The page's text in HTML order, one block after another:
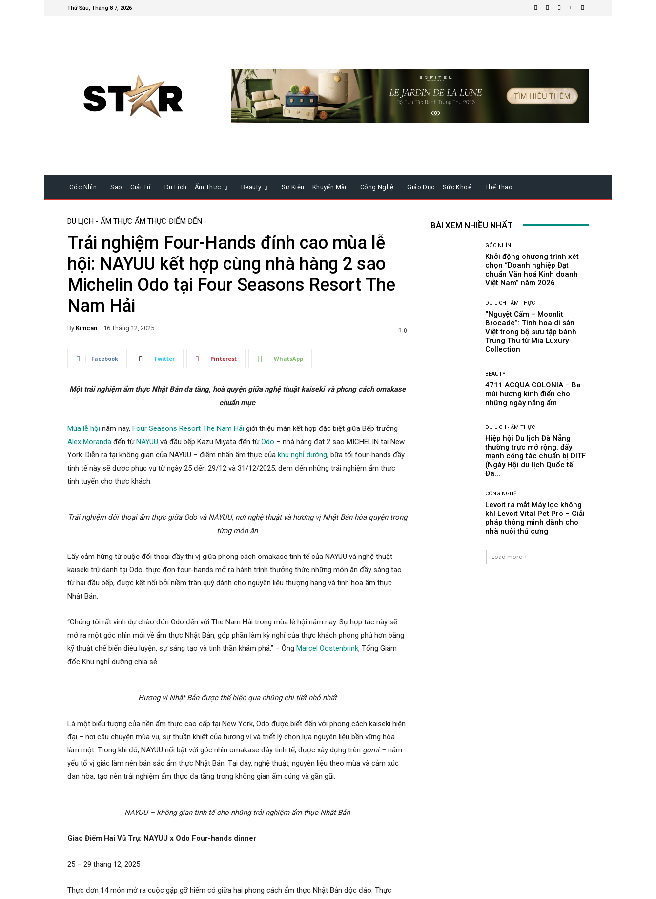
Thứ Sáu, Tháng 8 7, 2026
Góc Nhìn Sao – Giải Trí Du Lịch – Ẩm Thực Beauty Sự Kiện – Khuyến Mãi Công Nghệ Giáo Dục – Sức Khoẻ Thể Thao
DU LỊCH - ẨM THỰC ẨM THỰC ĐIỂM ĐẾN
Trải nghiệm Four-Hands đỉnh cao mùa lễ
hội: NAYUU kết hợp cùng nhà hàng 2 sao
Michelin Odo tại Four Seasons Resort The
Nam Hải
By Kimcan 16 Tháng 12, 2025 0
Facebook Twitter Pinterest WhatsApp
Một trải nghiệm ẩm thực Nhật Bản đa tầng, hoà quyện giữa nghệ thuật kaiseki và phong cách omakase
chuẩn mực
Mùa lễ hội năm nay, Four Seasons Resort The Nam Hải giới thiệu màn kết hợp đặc biệt giữa Bếp trưởng
Alex Moranda đến từNAYUU và đầu bếp Kazu Miyata đến từOdo – nhà hàng đạt 2 sao MICHELIN tại New
York. Diễn ra tại không gian của NAYUU – điểm nhấn ẩm thực của khu nghỉ dưỡng, bữa tối four-hands đầy
tinh tế này sẽ được phục vụ từ ngày 25 đến 29/12 và 31/12/2025, đem đến những trải nghiệm ẩm thực
tinh tuyển cho thực khách.
Trải nghiệm đối thoại ẩm thực giữa Odo và NAYUU, nơi nghệ thuật và hương vị Nhật Bản hòa quyện trong
từng món ăn
Lấy cảm hứng từ cuộc đối thoại đầy thi vị giữa phong cách omakase tinh tế của NAYUU và nghệ thuật
kaiseki trứ danh tại Odo, thực đơn four-hands mở ra hành trình thưởng thức những món ăn đầy sáng tạo
từ hai đầu bếp, được kết nối bởi niềm trân quý dành cho nguyên liệu thượng hạng và tinh hoa ẩm thực
Nhật Bản.
“Chúng tôi rất vinh dự chào đón Odo đến với The Nam Hải trong mùa lễ hội năm nay. Sự hợp tác này sẽ
mở ra một góc nhìn mới về ẩm thực Nhật Bản, góp phần làm kỳ nghỉ của thực khách phong phú hơn bằng
kỹ thuật chế biến điêu luyện, sự sáng tạo và tinh thần khám phá.” – Ông Marcel Oostenbrink, Tổng Giám
đốc Khu nghỉ dưỡng chia sẻ.
Hương vị Nhật Bản được thể hiện qua những chi tiết nhỏ nhất
Là một biểu tượng của nền ẩm thực cao cấp tại New York, Odo được biết đến với phong cách kaiseki hiện
đại – nơi câu chuyện mùa vụ, sự thuần khiết của hương vị và triết lý chọn lựa nguyên liệu bền vững hòa
làm một. Trong khi đó, NAYUU nổi bật với góc nhìn omakase đầy tinh tế, được xây dựng trên gomi – năm
yếu tố vị giác làm nên bản sắc ẩm thực Nhật Bản. Tại đây, nghệ thuật, nguyên liệu theo mùa và cảm xúc
đan hòa, tạo nên trải nghiệm ẩm thực đa tầng trong không gian ấm cúng và gần gũi.
NAYUU – không gian tinh tế cho những trải nghiệm ẩm thực Nhật Bản
Giao Điểm Hai Vũ Trụ: NAYUU x Odo Four-hands dinner
25 – 29 tháng 12, 2025
Thực đơn 14 món mở ra cuộc gặp gỡ hiếm có giữa hai phong cách ẩm thực Nhật Bản độc đáo. Thực
BÀI XEM NHIỀU NHẤT
GÓC NHÌN
Khởi động chương trình xét
chọn “Doanh nghiệp Đạt
chuẩn Văn hoá Kinh doanh
Việt Nam” năm 2026
DU LỊCH - ẨM THỰC
“Nguyệt Cẩm – Moonlit
Brocade”: Tinh hoa di sản
Việt trong bộ sưu tập bánh
Trung Thu từ Mia Luxury
Collection
BEAUTY
4711 ACQUA COLONIA – Ba
mùi hương kinh điển cho
những ngày nắng ấm
DU LỊCH - ẨM THỰC
Hiệp hội Du lịch Đà Nẵng
thường trực mở rộng, đẩy
mạnh công tác chuẩn bị DITF
(Ngày Hội du lịch Quốc tế
Đà...
CÔNG NGHỆ
Levoit ra mắt Máy lọc không
khí Levoit Vital Pet Pro – Giải
pháp thông minh dành cho
nhà nuôi thú cưng
Load more